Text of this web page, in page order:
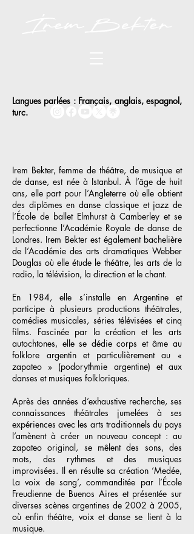
Langues parlées : Français, anglais, espagnol,
turc.
Irem Bekter, femme de théâtre, de musique et
de danse, est née à Istanbul. À l’âge de huit
ans, elle part pour l’Angleterre où elle obtient
des diplômes en danse classique et jazz de
l’École de ballet Elmhurst à Camberley et se
perfectionne l’Académie Royale de danse de
Londres. Irem Bekter est également bachelière
de l’Académie des arts dramatiques Webber
Douglas où elle étude le théâtre, les arts de la
radio, la télévision, la direction et le chant.
En 1984, elle s’installe en Argentine et
participe à plusieurs productions théâtrales,
comédies musicales, séries télévisées et cinq
films. Fascinée par la création et les arts
autochtones, elle se dédie corps et âme au
folklore argentin et particulièrement au «
zapateo » (podorythmie argentine) et aux
danses et musiques folkloriques.
Après des années d’exhaustive recherche, ses
connaissances théâtrales jumelées à ses
expériences avec les arts traditionnels du pays
l’amènent à créer un nouveau concept : au
zapateo original, se mêlent des sons, des
mots, des rythmes et des musiques
improvisées. Il en résulte sa création ‘Medée,
La voix de sang’, commanditée par l’École
Freudienne de Buenos Aires et présentée sur
diverses scènes argentines de 2002 à 2005,
où enfin théâtre, voix et danse se lient à la
musique.